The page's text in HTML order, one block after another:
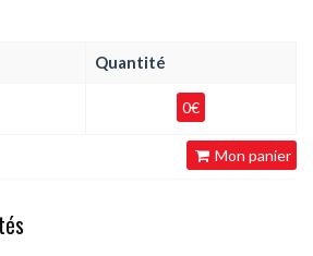
Quantité
0€
Mon panier